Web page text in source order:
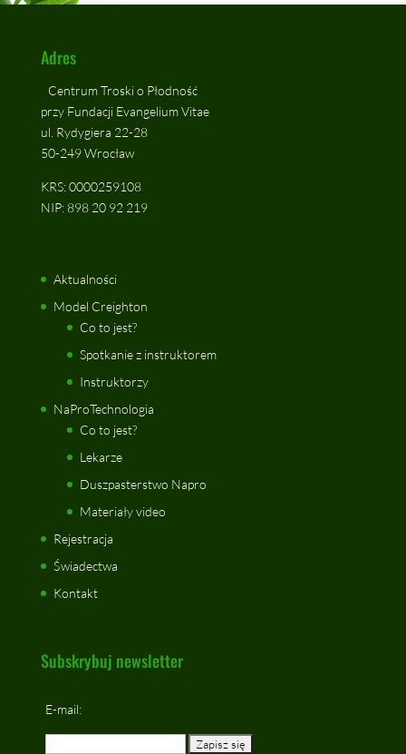
Adres
Centrum Troski o Płodność
przy Fundacji Evangelium Vitae
ul. Rydygiera 22-28
50-249 Wrocław
KRS: 0000259108
NIP: 898 20 92 219
Aktualności
Model Creighton
Co to jest?
Spotkanie z instruktorem
Instruktorzy
NaProTechnologia
Co to jest?
Lekarze
Duszpasterstwo Napro
Materiały video
Rejestracja
Świadectwa
Kontakt
Subskrybuj newsletter
E-mail: